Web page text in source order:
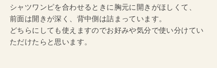
シャツワンピを合わせるときに胸元に開きがほしくて、
前面は開きが深く、背中側は詰まっています。
どちらにしても使えますのでお好みや気分で使い分けてい
ただけたらと思います。